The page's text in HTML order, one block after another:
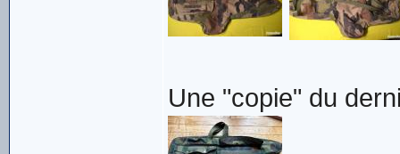
Une "copie" du